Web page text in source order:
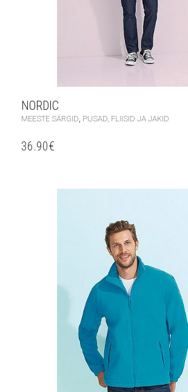
NORDIC
MEESTE SÄRGID PUSAD, FLIISID JA JAKID
36.90€